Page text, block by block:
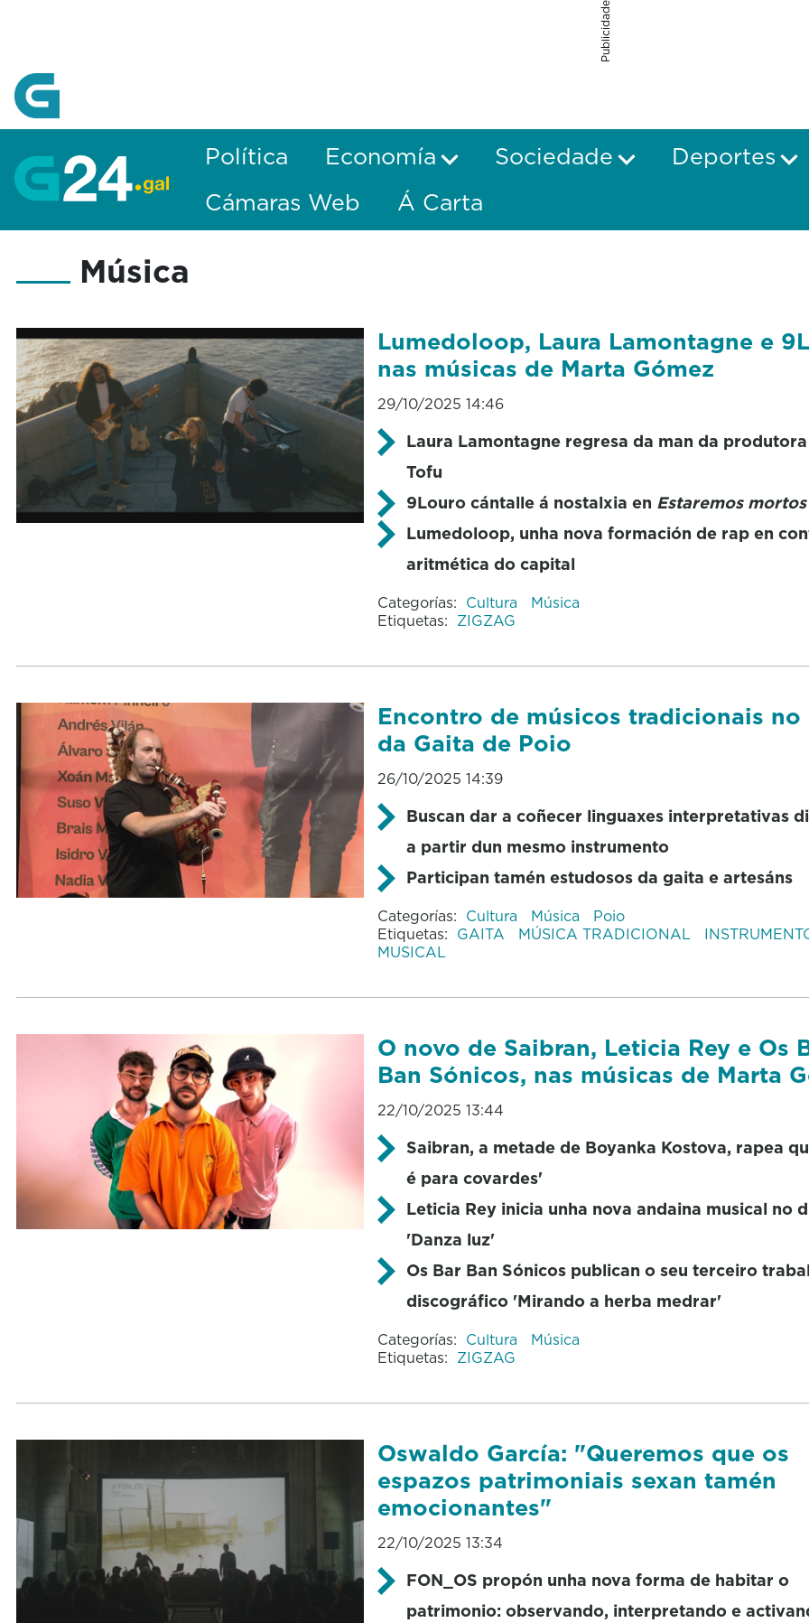
Publicidade
Política Economía Sociedade Deportes
Cámaras Web
Á Carta
Música
Lumedoloop, Laura Lamontagne e
nas músicas de Marta Gómez
29/10/2025 14:46
Laura Lamontagne regresa da man da
Tofu
9Louro cántalle á nostalxia en Estaremos mortos
Lumedoloop, unha nova formación de rap en
aritmética do capital
Categorías: Cultura
Música
Etiquetas: ZIGZAG
Encontro de músicos tradicionais no
da Gaita de Poio
26/10/2025 14:39
Buscan dar a coñecer linguaxes interpretativas
a partir dun mesmo instrumento
Participan tamén estudosos da gaita e artesáns
Categorías: Cultura Música
Poio
Etiquetas: GAITA MÚSICA TRADICIONAL
MUSICAL
O novo de Saibran, Leticia Rey e Os
Ban Sónicos, nas músicas de Marta
22/10/2025 13:44
Saibran, a metade de Boyanka Kostova, rapea
é para covardes'
Leticia Rey inicia unha nova andaina musical no
'Danza luz'
Os Bar Ban Sónicos publican o seu terceiro
discográfico 'Mirando a herba medrar'
Categorías: Cultura
Música
Etiquetas: ZIGZAG
Oswaldo García: "Queremos que os
espazos patrimoniais sexan tamén
emocionantes"
22/10/2025 13:34
FON_OS propón unha nova forma de habitar o
patrimonio: observando, interpretando e